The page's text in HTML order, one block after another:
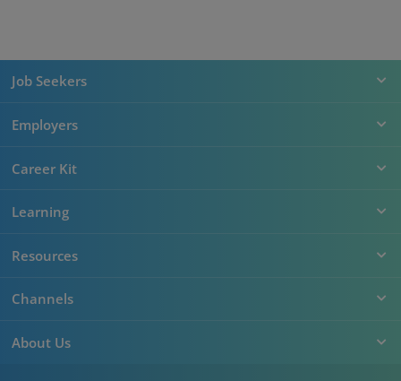
Job Seekers
Employers
Career Kit
Learning
Resources
Channels
About Us